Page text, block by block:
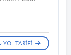
YOL TARIFI